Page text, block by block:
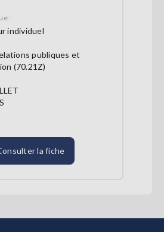
:
individuel
publiques et
(70.21Z)
la fiche